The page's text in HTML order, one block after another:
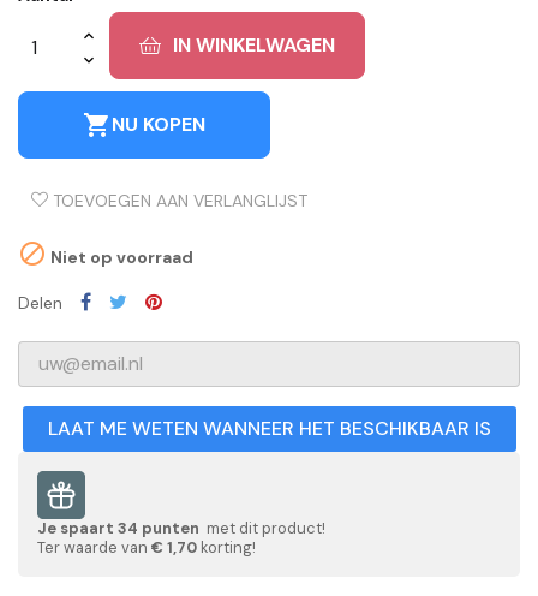
IN WINKELWAGEN
shopping_cartNU KOPEN
TOEVOEGEN AAN VERLANGLIJST
 Niet op voorraad
Delen
LAAT ME WETEN WANNEER HET BESCHIKBAAR IS
Je spaart 34 punten met dit product!
Ter waarde van € 1,70 korting!